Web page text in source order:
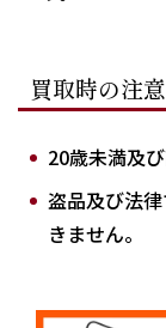
買取時の注
20歳未満及
盗品及び法
きません。